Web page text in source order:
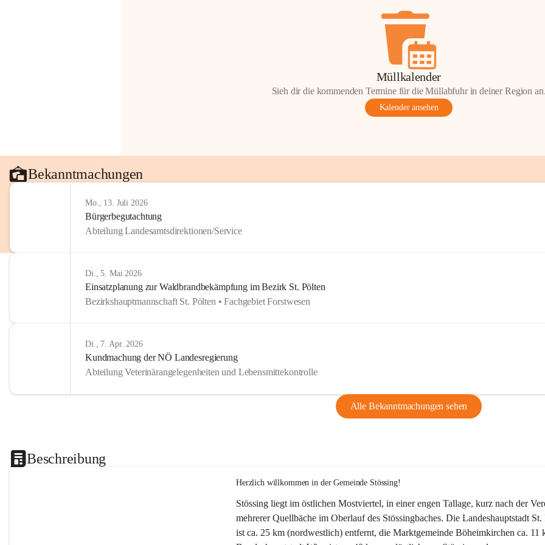
Müllkalender
Sieh dir die kommenden Termine für die Müllabfuhr in deiner Region
Kalender ansehen
Bekanntmachungen
Mo., 13. Juli 2026
Bürgerbegutachtung
Abteilung Landesamtsdirektionen/Service
Di., 5. Mai 2026
Einsatzplanung zur Waldbrandbekämpfung im Bezirk St. Pölten
Bezirkshauptmannschaft St. Pölten • Fachgebiet Forstwesen
Di., 7. Apr. 2026
Kundmachung der NÖ Landesregierung
Abteilung Veterinärangelegenheiten und Lebensmittekontrolle
Alle Bekanntmachungen sehen
Beschreibung
Herzlich willkommen in der Gemeinde Stössing!
Stössing liegt im östlichen Mostviertel, in einer engen Tallage, kurz nach der
mehrerer Quellbäche im Oberlauf des Stössingbaches. Die Landeshauptstadt
ist ca. 25 km (nordwestlich) entfernt, die Marktgemeinde Böheimkirchen ca.